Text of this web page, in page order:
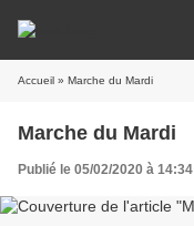
Accueil » Marche du Mardi
Marche du Mardi
Publié le 05/02/2020 à 14:34